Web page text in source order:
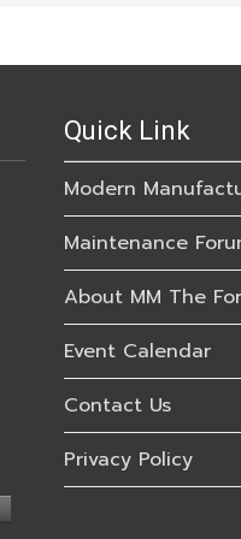
Quick Link
Modern
Maintenance
About MM The
Event Calendar
Contact Us
Privacy Policy